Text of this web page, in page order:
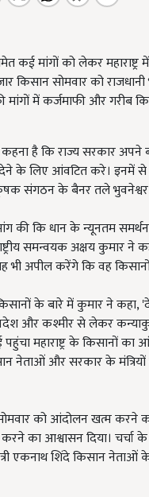
कई मांगों को लेकर
किसान सोमवार को
मांगों में कर्जमाफी और गरीब
है कि राज्य सरकार अपने
के लिए आंवटित करे। इनमें से
संगठन के बैनर तले भुवनेश्वर
की कि धान के न्यूनतम
समन्वयक अक्षय कुमार
भी अपील करेंगे कि वह
किसानों के बारे में कुमार ने
और कश्मीर से लेकर
महाराष्ट्र के किसानों का
नेताओं और सरकार के
को आंदोलन खत्म करने
का आश्वासन दिया। चर्चा
एकनाथ शिंदे किसान